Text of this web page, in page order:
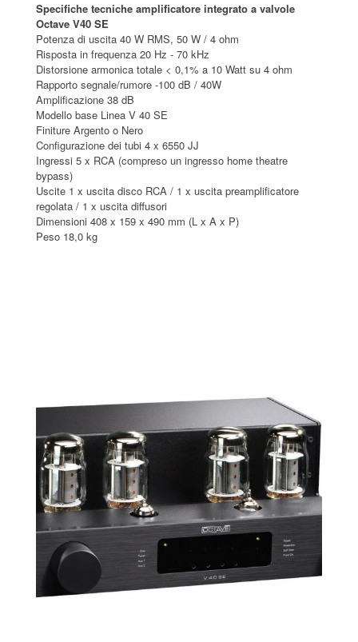
Specifiche tecniche amplificatore integrato a valvole
Octave V40 SE
Potenza di uscita 40 W RMS, 50 W / 4 ohm
Risposta in frequenza 20 Hz - 70 kHz
Distorsione armonica totale < 0,1% a 10 Watt su 4 ohm
Rapporto segnale/rumore -100 dB / 40W
Amplificazione 38 dB
Modello base Linea V 40 SE
Finiture Argento o Nero
Configurazione dei tubi 4 x 6550 JJ
Ingressi 5 x RCA (compreso un ingresso home theatre
bypass)
Uscite 1 x uscita disco RCA / 1 x uscita preamplificatore
regolata / 1 x uscita diffusori
Dimensioni 408 x 159 x 490 mm (L x A x P)
Peso 18,0 kg